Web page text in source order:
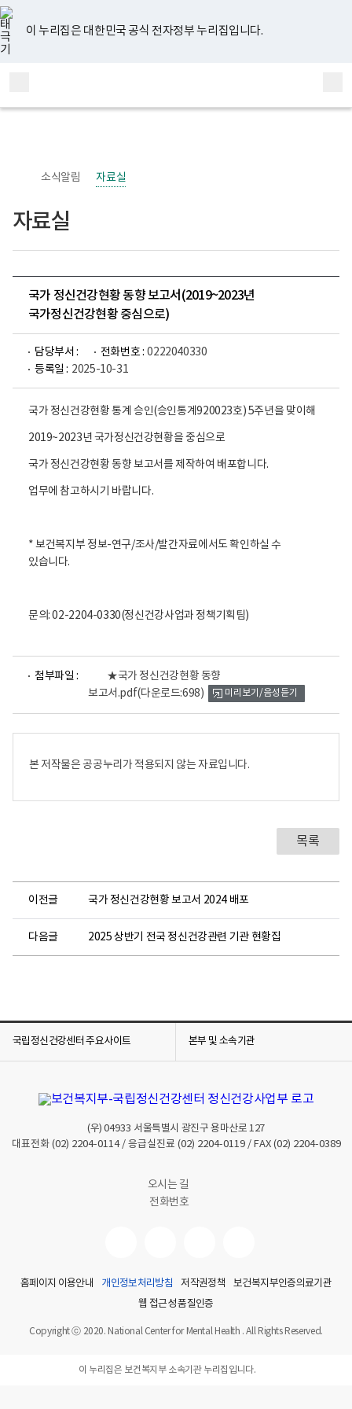
너
비
767px
이
하
이 누리집은 대한민국 공식 전자정부 누리집입니다.
지
검
메
홈
소식알림 자료실
자료실
국가 정신건강현황 동향 보고서(2019~2023년
국가정신건강현황 중심으로)
담당부서 : 전화번호 : 0222040330
등록일 : 2025-10-31
국가 정신건강현황 통계 승인(승인통계920023호) 5주년을 맞이해
2019~2023년 국가정신건강현황을 중심으로
국가 정신건강현황 동향 보고서를 제작하여 배포합니다.
업무에 참고하시기 바랍니다.
* 보건복지부 정보-연구/조사/발간자료에서도 확인하실 수
있습니다.
문의: 02-2204-0330(정신건강사업과 정책기획팀)
첨부파일 :
★국가 정신건강현황 동향
보고서.pdf(다운로드:698)
어
미리보기/음성듣기
본 저작물은 공공누리가 적용되지 않는 자료입니다.
목록
이전글 국가 정신건강현황 보고서 2024 배포
다음글 2025 상반기 전국 정신건강관련 기관 현황집
국립정신건강센터 주요사이트 본부 및 소속기관
(우)04933 서울특별시 광진구 용마산로 127
대표전화 (02) 2204-0114/ 응급실진료 (02) 2204-0119/ FAX (02) 2204-0389
오시는 길
전화번호
유
튜
브
페
이
스
북
인
스
타
그
램
블
로
그
홈페이지 이용안내 개인정보처리방침 저작권정책
보건복지부인증의료기관
웹 접근성 품질인증
Copyright ⓒ 2020. National Center for Mental Health . All Rights Reserved.
이 누리집은 보건복지부 소속기관 누리집입니다.